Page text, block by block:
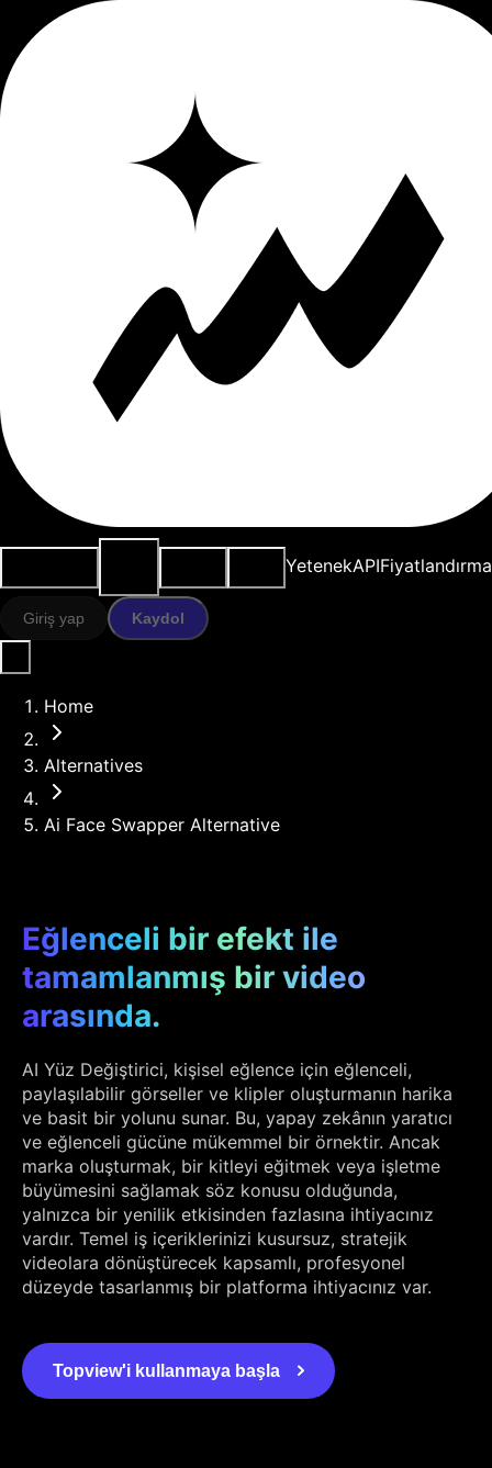
YetenekAPIFiyatlandırma
Giriş yap Kaydol
Home
Alternatives
Ai Face Swapper Alternative
Eğlenceli bir efekt ile
tamamlanmış bir video
arasında.
AI Yüz Değiştirici, kişisel eğlence için eğlenceli,
paylaşılabilir görseller ve klipler oluşturmanın harika
ve basit bir yolunu sunar. Bu, yapay zekânın yaratıcı
ve eğlenceli gücüne mükemmel bir örnektir. Ancak
marka oluşturmak, bir kitleyi eğitmek veya işletme
büyümesini sağlamak söz konusu olduğunda,
yalnızca bir yenilik etkisinden fazlasına ihtiyacınız
vardır. Temel iş içeriklerinizi kusursuz, stratejik
videolara dönüştürecek kapsamlı, profesyonel
düzeyde tasarlanmış bir platforma ihtiyacınız var.
Topview'i kullanmaya başla